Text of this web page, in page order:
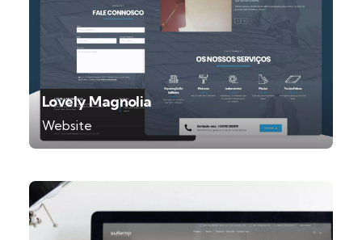
Lovely Magnolia
Website